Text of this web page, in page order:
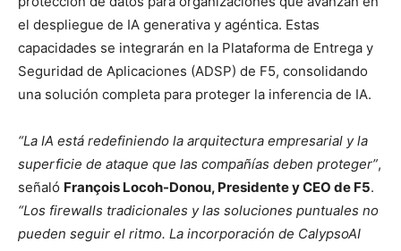
el despliegue de IA generativa y agéntica. Estas
capacidades se integrarán en la Plataforma de Entrega y
Seguridad de Aplicaciones (ADSP) de F5, consolidando
una solución completa para proteger la inferencia de IA.
“La IA está redefiniendo la arquitectura empresarial y la
superficie de ataque que las compañías deben proteger”,
señaló François Locoh-Donou, Presidente y CEO de F5.
“Los firewalls tradicionales y las soluciones puntuales no
pueden seguir el ritmo. La incorporación de CalypsoAI